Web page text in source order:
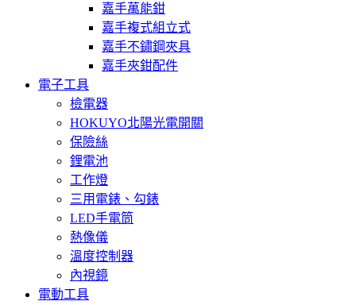
嘉手萬能鉗
嘉手複式組立式
嘉手不鏽鋼夾具
嘉手夾鉗配件
電子工具
檢電器
HOKUYO北陽光電開關
保險絲
鋰電池
工作燈
三用電錶、勾錶
LED手電筒
熱像儀
溫度控制器
內視鏡
電動工具